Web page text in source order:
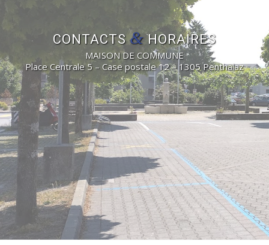
CONTACTS&HORAIRES
MAISON DE COMMUNE
Place Centrale 5 – Case postale 12 – 1305 Penthalaz